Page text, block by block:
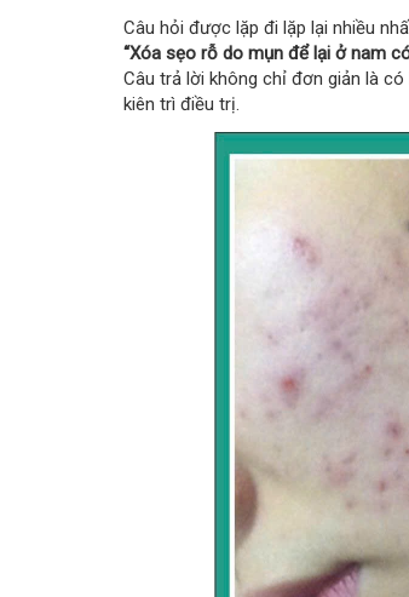
Câu hỏi được lặp đi lặp lại nhiều
“Xóa sẹo rỗ do mụn để lại ở nam
Câu trả lời không chỉ đơn giản là
kiên trì điều trị.